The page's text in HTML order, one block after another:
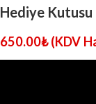
Hediye
650.00₺ (KDV